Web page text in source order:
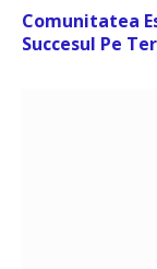
Comunitatea
Succesul Pe